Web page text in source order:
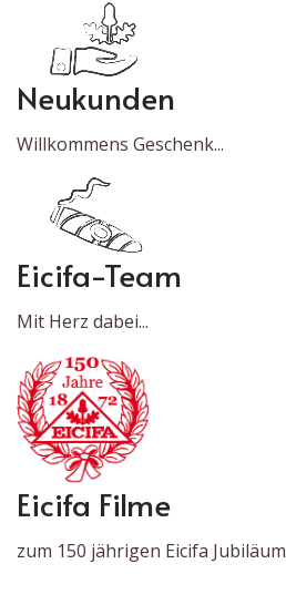
Neukunden
Willkommens Geschenk...
Eicifa-Team
Mit Herz dabei...
Eicifa Filme
zum 150 jährigen Eicifa Jubiläum